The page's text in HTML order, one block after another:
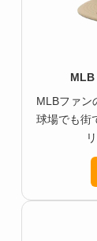
MLB
MLBファン
球場でも街